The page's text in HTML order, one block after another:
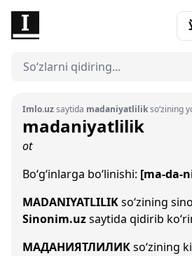
Imlo.uzsaytida madaniyatlilikso‘zining
madaniyatlilik
ot
Bo‘g‘inlarga bo‘linishi: [ma-da-
MADANIYATLILIKso‘zining
Sinonim.uzsaytida qidirib
МАДАНИЯТЛИЛИКso‘zining